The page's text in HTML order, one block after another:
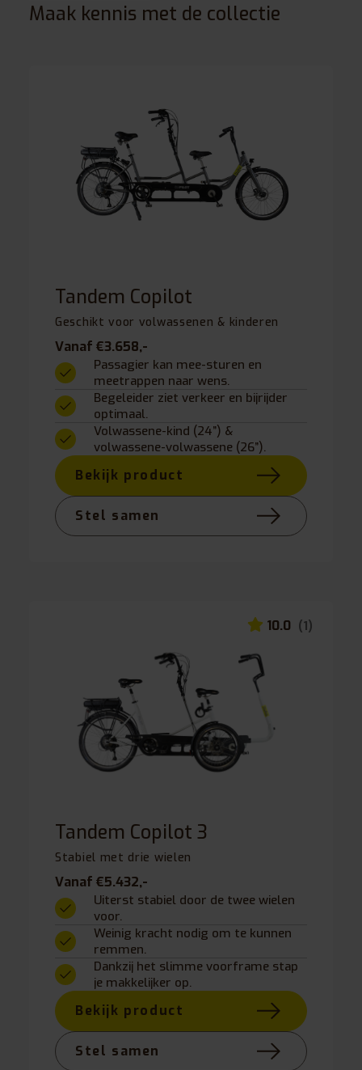
Maak kennis met de collectie
Tandem Copilot
Geschikt voor volwassenen & kinderen
Vanaf €3.658,-
Passagier kan mee-sturen en
meetrappen naar wens.
Begeleider ziet verkeer en bijrijder
optimaal.
Volwassene-kind (24”) &
volwassene-volwassene (26”).
Bekijk product
Stel samen
10.0 (1)
Tandem Copilot 3
Stabiel met drie wielen
Vanaf €5.432,-
Uiterst stabiel door de twee wielen
voor.
Weinig kracht nodig om te kunnen
remmen.
Dankzij het slimme voorframe stap
je makkelijker op.
Bekijk product
Stel samen